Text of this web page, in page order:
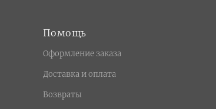
Помощь
Оформление заказа
Доставка и оплата
Возвраты